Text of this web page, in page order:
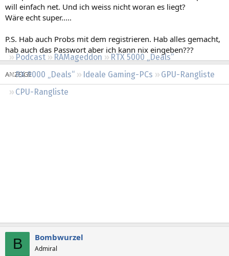
Leserartikel
Podcast RAMageddon
RTX 5000 „Deals“
RX 9000 „Deals“
Ideale Gaming-PCs
GPU-Rangliste
CPU-Rangliste
will einfach net. Und ich weiss nicht woran es liegt?
Wäre echt super.....
P.S. Hab auch Probs mit dem registrieren. Hab alles gemacht,
hab auch das Passwort aber ich kann nix eingeben???
B Bombwurzel
Admiral